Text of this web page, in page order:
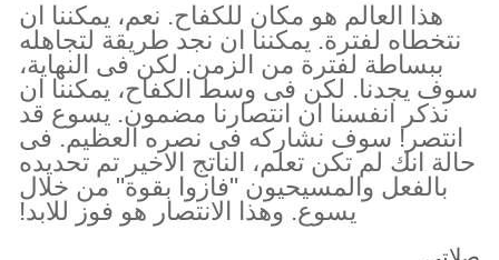
هذا العالم هو مكان للكفاح. نعم، يمكننا ان
نتخطاه لفترة. يمكننا ان نجد طريقة لتجاهله
ببساطة لفترة من الزمن. لكن فى النهاية،
سوف يجدنا. لكن فى وسط الكفاح، يمكننا ان
نذكر انفسنا ان انتصارنا مضمون. يسوع قد
انتصر! سوف نشاركه فى نصره العظيم. فى
حالة انك لم تكن تعلم، الناتج الاخير تم تحديده
بالفعل والمسيحيون "فازوا بقوة" من خلال
يسوع. وهذا الانتصار هو فوز للابد!